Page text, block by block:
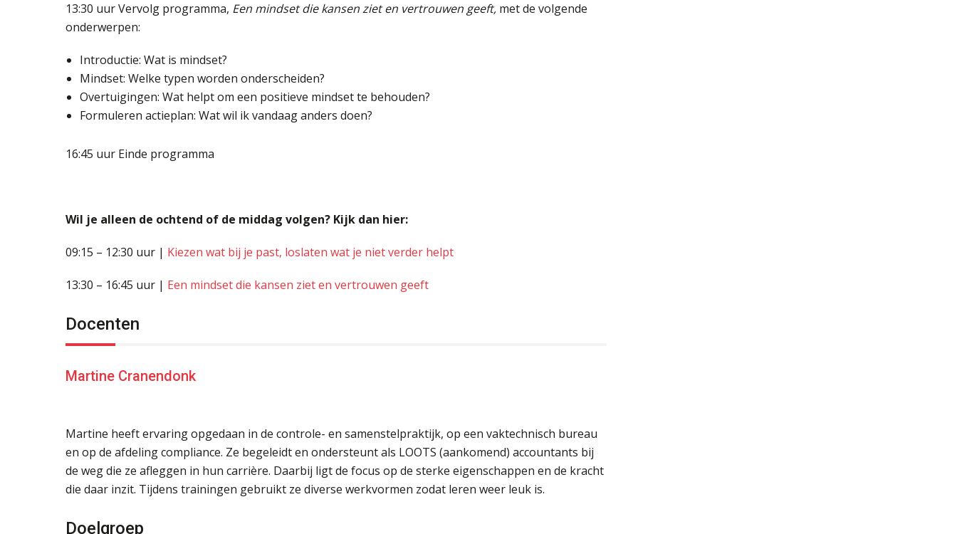
13:30 uur Vervolg programma, Een mindset die kansen ziet en vertrouwen geeft, met de volgende
onderwerpen:
Introductie: Wat is mindset?
Mindset: Welke typen worden onderscheiden?
Overtuigingen: Wat helpt om een positieve mindset te behouden?
Formuleren actieplan: Wat wil ik vandaag anders doen?
16:45 uur Einde programma
Wil je alleen de ochtend of de middag volgen? Kijk dan hier:
09:15 – 12:30 uur | Kiezen wat bij je past, loslaten wat je niet verder helpt
13:30 – 16:45 uur | Een mindset die kansen ziet en vertrouwen geeft
Docenten
Martine Cranendonk
Martine heeft ervaring opgedaan in de controle- en samenstelpraktijk, op een vaktechnisch bureau
en op de afdeling compliance. Ze begeleidt en ondersteunt als LOOTS (aankomend) accountants bij
de weg die ze afleggen in hun carrière. Daarbij ligt de focus op de sterke eigenschappen en de kracht
die daar inzit. Tijdens trainingen gebruikt ze diverse werkvormen zodat leren weer leuk is.
Doelgroep